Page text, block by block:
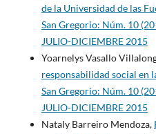
de la Universidad de las
San Gregorio: Núm. 10
JULIO-DICIEMBRE 2015
Yoarnelys Vasallo
responsabilidad social en
San Gregorio: Núm. 10
JULIO-DICIEMBRE 2015
Nataly Barreiro Mendoza,